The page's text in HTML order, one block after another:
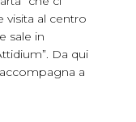
visita al centro
sale in
Da qui
a